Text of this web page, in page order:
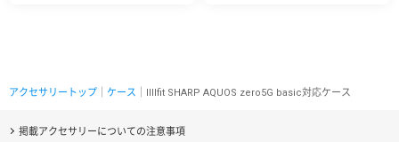
アクセサリートップ ケース ｜IIIIfit SHARP AQUOS zero5G basic対応ケース
掲載アクセサリーについての注意事項